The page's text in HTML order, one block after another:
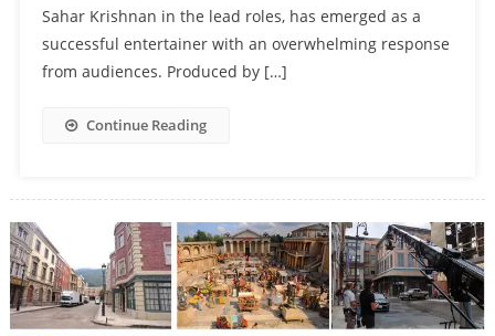
Sahar Krishnan in the lead roles, has emerged as a
successful entertainer with an overwhelming response
from audiences. Produced by […]
Continue Reading